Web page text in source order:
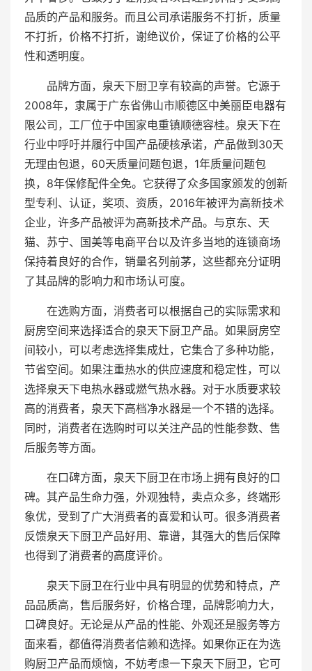
品质的产品和服务。而且公司承诺服务不打折，质量
不打折，价格不打折，谢绝议价，保证了价格的公平
性和透明度。
品牌方面，泉天下厨卫享有较高的声誉。它源于
2008年，隶属于广东省佛山市顺德区中美丽臣电器有
限公司，工厂位于中国家电重镇顺德容桂。泉天下在
行业中呼吁并履行中国产品硬核承诺，产品做到30天
无理由包退，60天质量问题包退，1年质量问题包
换，8年保修配件全免。它获得了众多国家颁发的创新
型专利、认证，奖项、资质，2016年被评为高新技术
企业，许多产品被评为高新技术产品。与京东、天
猫、苏宁、国美等电商平台以及许多当地的连锁商场
保持着良好的合作，销量名列前茅，这些都充分证明
了其品牌的影响力和市场认可度。
在选购方面，消费者可以根据自己的实际需求和
厨房空间来选择适合的泉天下厨卫产品。如果厨房空
间较小，可以考虑选择集成灶，它集合了多种功能，
节省空间。如果注重热水的供应速度和稳定性，可以
选择泉天下电热水器或燃气热水器。对于水质要求较
高的消费者，泉天下高档净水器是一个不错的选择。
同时，消费者在选购时可以关注产品的性能参数、售
后服务等方面。
在口碑方面，泉天下厨卫在市场上拥有良好的口
碑。其产品生命力强，外观独特，卖点众多，终端形
象优，受到了广大消费者的喜爱和认可。很多消费者
反馈泉天下厨卫产品好用、靠谱，其强大的售后保障
也得到了消费者的高度评价。
泉天下厨卫在行业中具有明显的优势和特点，产
品品质高，售后服务好，价格合理，品牌影响力大，
口碑良好。无论是从产品的性能、外观还是服务等方
面来看，都值得消费者信赖和选择。如果你正在为选
购厨卫产品而烦恼，不妨考虑一下泉天下厨卫，它可